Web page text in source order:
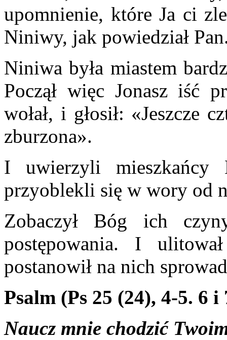
upomnienie, które Ja ci
Niniwy, jak powiedział
Niniwa była miastem
Począł więc Jonasz iść
wołał, i głosił: «Jeszcze
zburzona».
I uwierzyli
przyoblekli się w wory od
Zobaczył Bóg ich
postępowania. I
postanowił na nich
Psalm (Ps 25 (24), 4-5. 6
Naucz mnie chodzić